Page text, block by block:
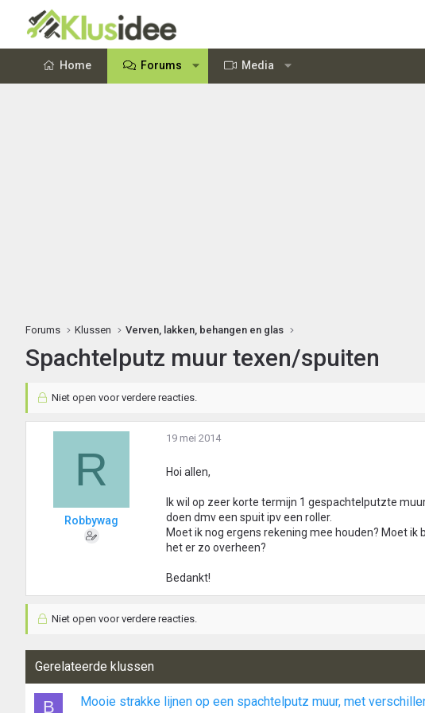
Home Forums Media
Forums Klussen Verven, lakken, behangen en glas
Spachtelputz muur texen/spuiten
Niet open voor verdere reacties.
R
Robbywag
19 mei 2014
Hoi allen,
Ik wil op zeer korte termijn 1 gespachtelputzte
doen dmv een spuit ipv een roller.
Moet ik nog ergens rekening mee houden? Moet
het er zo overheen?
Bedankt!
Niet open voor verdere reacties.
Gerelateerde klussen
B Mooie strakke lijnen op een spachtelputz muur, met